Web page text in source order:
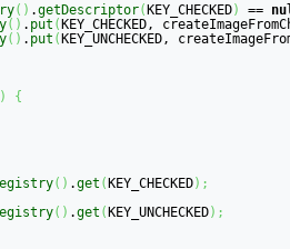
( ) .getDescriptor(KEY_CHECKED) ==
( ) . put (KEY_CHECKED,
( ) . put (KEY_UNCHECKED,
)
{
( ) .get (KEY_CHECKED) ;
( ) .get (KEY_UNCHECKED) ;